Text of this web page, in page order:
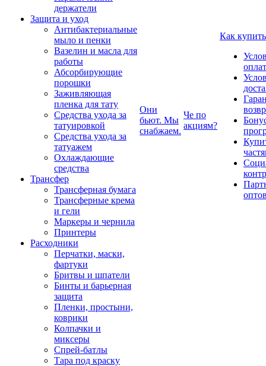
держатели
Защита и уход
Антибактериальные
мыло и пенки
Вазелин и масла для
работы
Абсорбирующие
порошки
Заживляющая
пленка для тату
Средства ухода за
татуировкой
Средства ухода за
татуажем
Охлаждающие
средства
Трансфер
Трансферная бумага
Трансферные крема
и гели
Маркеры и чернила
Принтеры
Расходники
Перчатки, маски,
фартуки
Бритвы и шпатели
Бинты и барьерная
защита
Пленки, простыни,
коврики
Колпачки и
миксеры
Спрей-батлы
Тара под краску
Они
бьют. Мы
снабжаем.
Че по
акциям?
Как купить